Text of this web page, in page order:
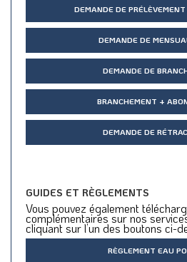
DEMANDE DE
DEMANDE DE
DEMANDE DE
BRANCHEMENT +
DEMANDE DE
GUIDES ET RÈGLEMENTS
Vous pouvez également
complémentaires sur nos
cliquant sur l’un des boutons ci-
RÈGLEMENT EAU